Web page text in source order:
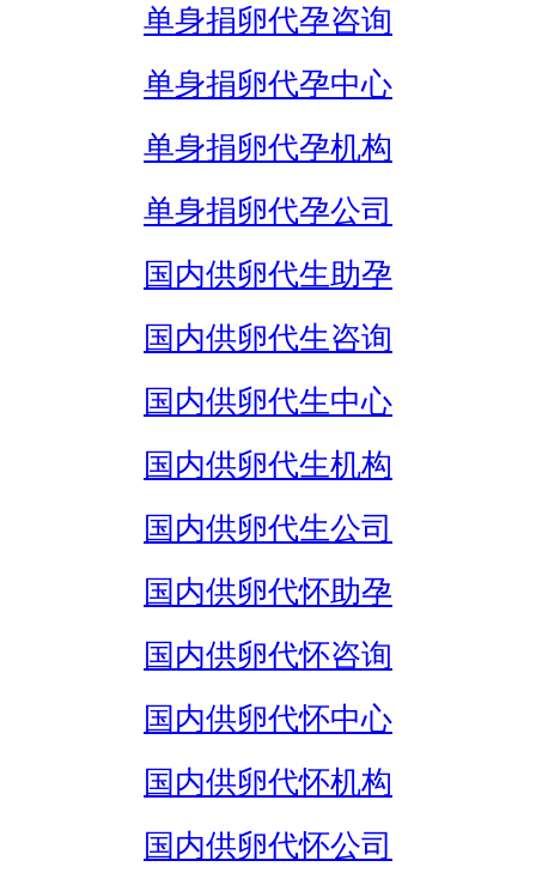
单身捐卵代孕咨询
单身捐卵代孕中心
单身捐卵代孕机构
单身捐卵代孕公司
国内供卵代生助孕
国内供卵代生咨询
国内供卵代生中心
国内供卵代生机构
国内供卵代生公司
国内供卵代怀助孕
国内供卵代怀咨询
国内供卵代怀中心
国内供卵代怀机构
国内供卵代怀公司